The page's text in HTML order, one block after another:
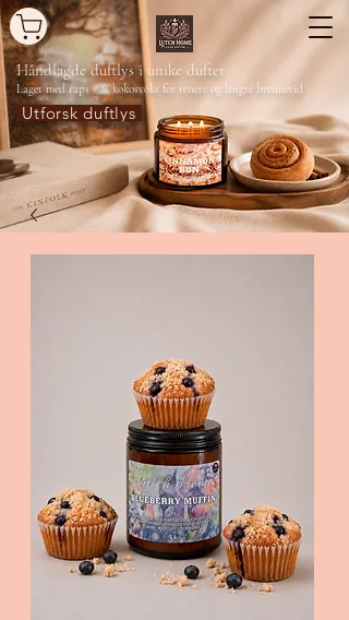
Håndlagde duftlysi unike dufter
Laget med raps - & kokosvoks for renere og lengre brennetid
Utforsk duftlys